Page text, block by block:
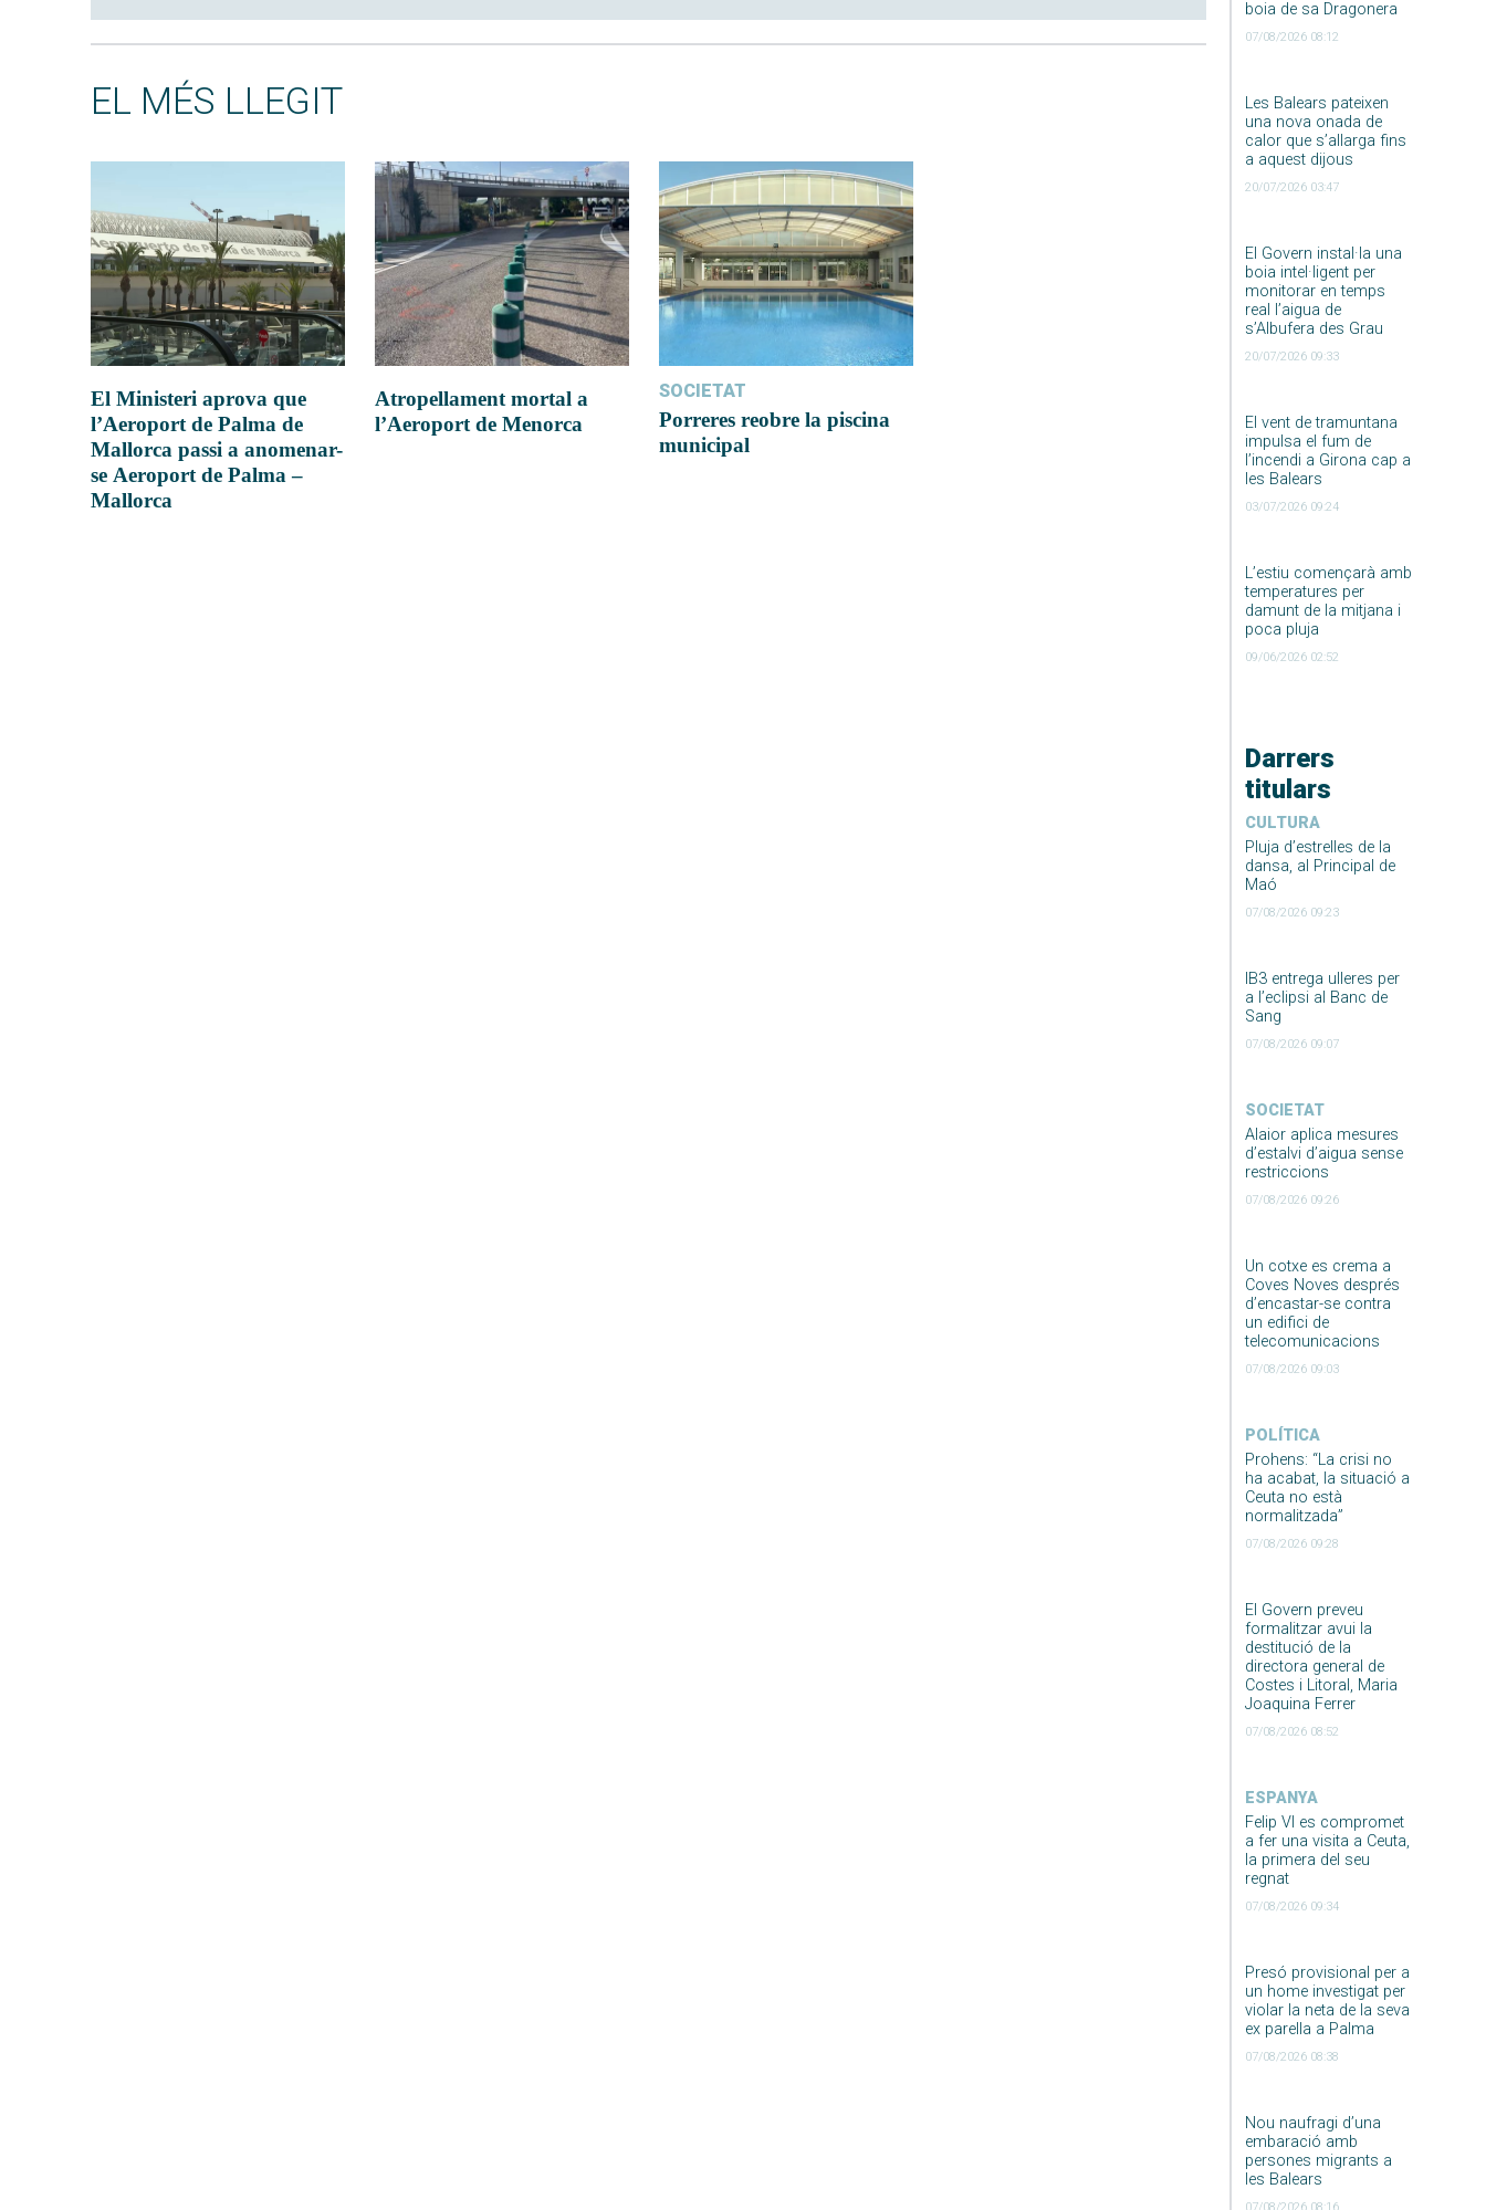
boia de sa Dragonera
07/08/2026 08:12
Les Balears pateixen
una nova onada de
calor que s’allarga fins
a aquest dijous
20/07/2026 03:47
El Govern instal·la una
boia intel·ligent per
monitorar en temps
real l’aigua de
s’Albufera des Grau
20/07/2026 09:33
El vent de tramuntana
impulsa el fum de
l’incendi a Girona cap a
les Balears
03/07/2026 09:24
L’estiu començarà amb
temperatures per
damunt de la mitjana i
poca pluja
09/06/2026 02:52
Darrers
titulars
CULTURA
Pluja d’estrelles de la
dansa, al Principal de
Maó
07/08/2026 09:23
IB3 entrega ulleres per
a l’eclipsi al Banc de
Sang
07/08/2026 09:07
SOCIETAT
Alaior aplica mesures
d’estalvi d’aigua sense
restriccions
07/08/2026 09:26
Un cotxe es crema a
Coves Noves després
d’encastar-se contra
un edifici de
telecomunicacions
07/08/2026 09:03
POLÍTICA
Prohens: “La crisi no
ha acabat, la situació a
Ceuta no està
normalitzada”
07/08/2026 09:28
El Govern preveu
formalitzar avui la
destitució de la
directora general de
Costes i Litoral, Maria
Joaquina Ferrer
07/08/2026 08:52
ESPANYA
Felip VI es compromet
a fer una visita a Ceuta,
la primera del seu
regnat
07/08/2026 09:34
Presó provisional per a
un home investigat per
violar la neta de la seva
ex parella a Palma
07/08/2026 08:38
Nou naufragi d’una
embaració amb
persones migrants a
les Balears
07/08/2026 08:16
EL MÉS LLEGIT
El Ministeri aprova que
l’Aeroport de Palma de
Mallorca passi a anomenar-
se Aeroport de Palma –
Mallorca
Atropellament mortal a
l’Aeroport de Menorca
SOCIETAT
Porreres reobre la piscina
municipal